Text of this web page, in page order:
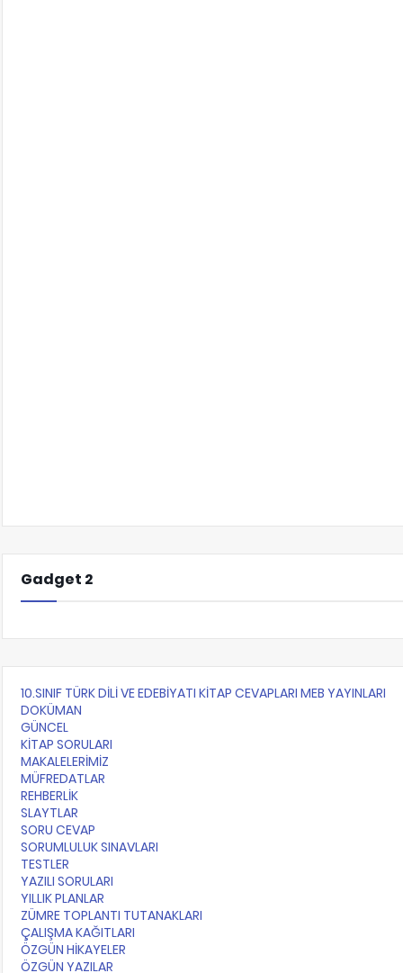
Gadget 2
10.SINIF TÜRK DİLİ VE EDEBİYATI KİTAP CEVAPLARI MEB YAYINLARI
DOKÜMAN
GÜNCEL
KİTAP SORULARI
MAKALELERİMİZ
MÜFREDATLAR
REHBERLİK
SLAYTLAR
SORU CEVAP
SORUMLULUK SINAVLARI
TESTLER
YAZILI SORULARI
YILLIK PLANLAR
ZÜMRE TOPLANTI TUTANAKLARI
ÇALIŞMA KAĞITLARI
ÖZGÜN HİKAYELER
ÖZGÜN YAZILAR